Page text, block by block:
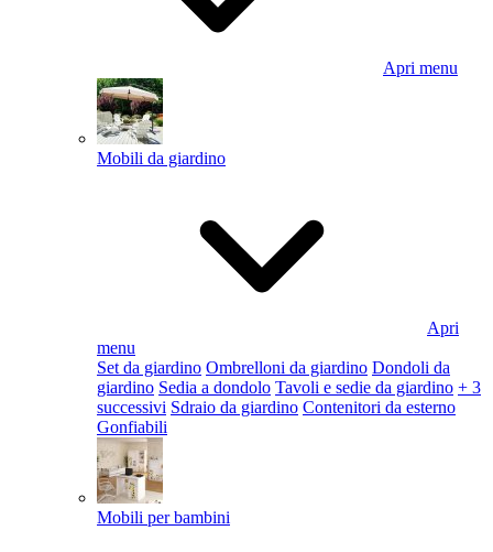
Apri menu
Mobili da giardino
Apri
menu
Set da giardino Ombrelloni da giardino Dondoli da
giardino Sedia a dondolo Tavoli e sedie da giardino + 3
successivi Sdraio da giardino Contenitori da esterno
Gonfiabili
Mobili per bambini